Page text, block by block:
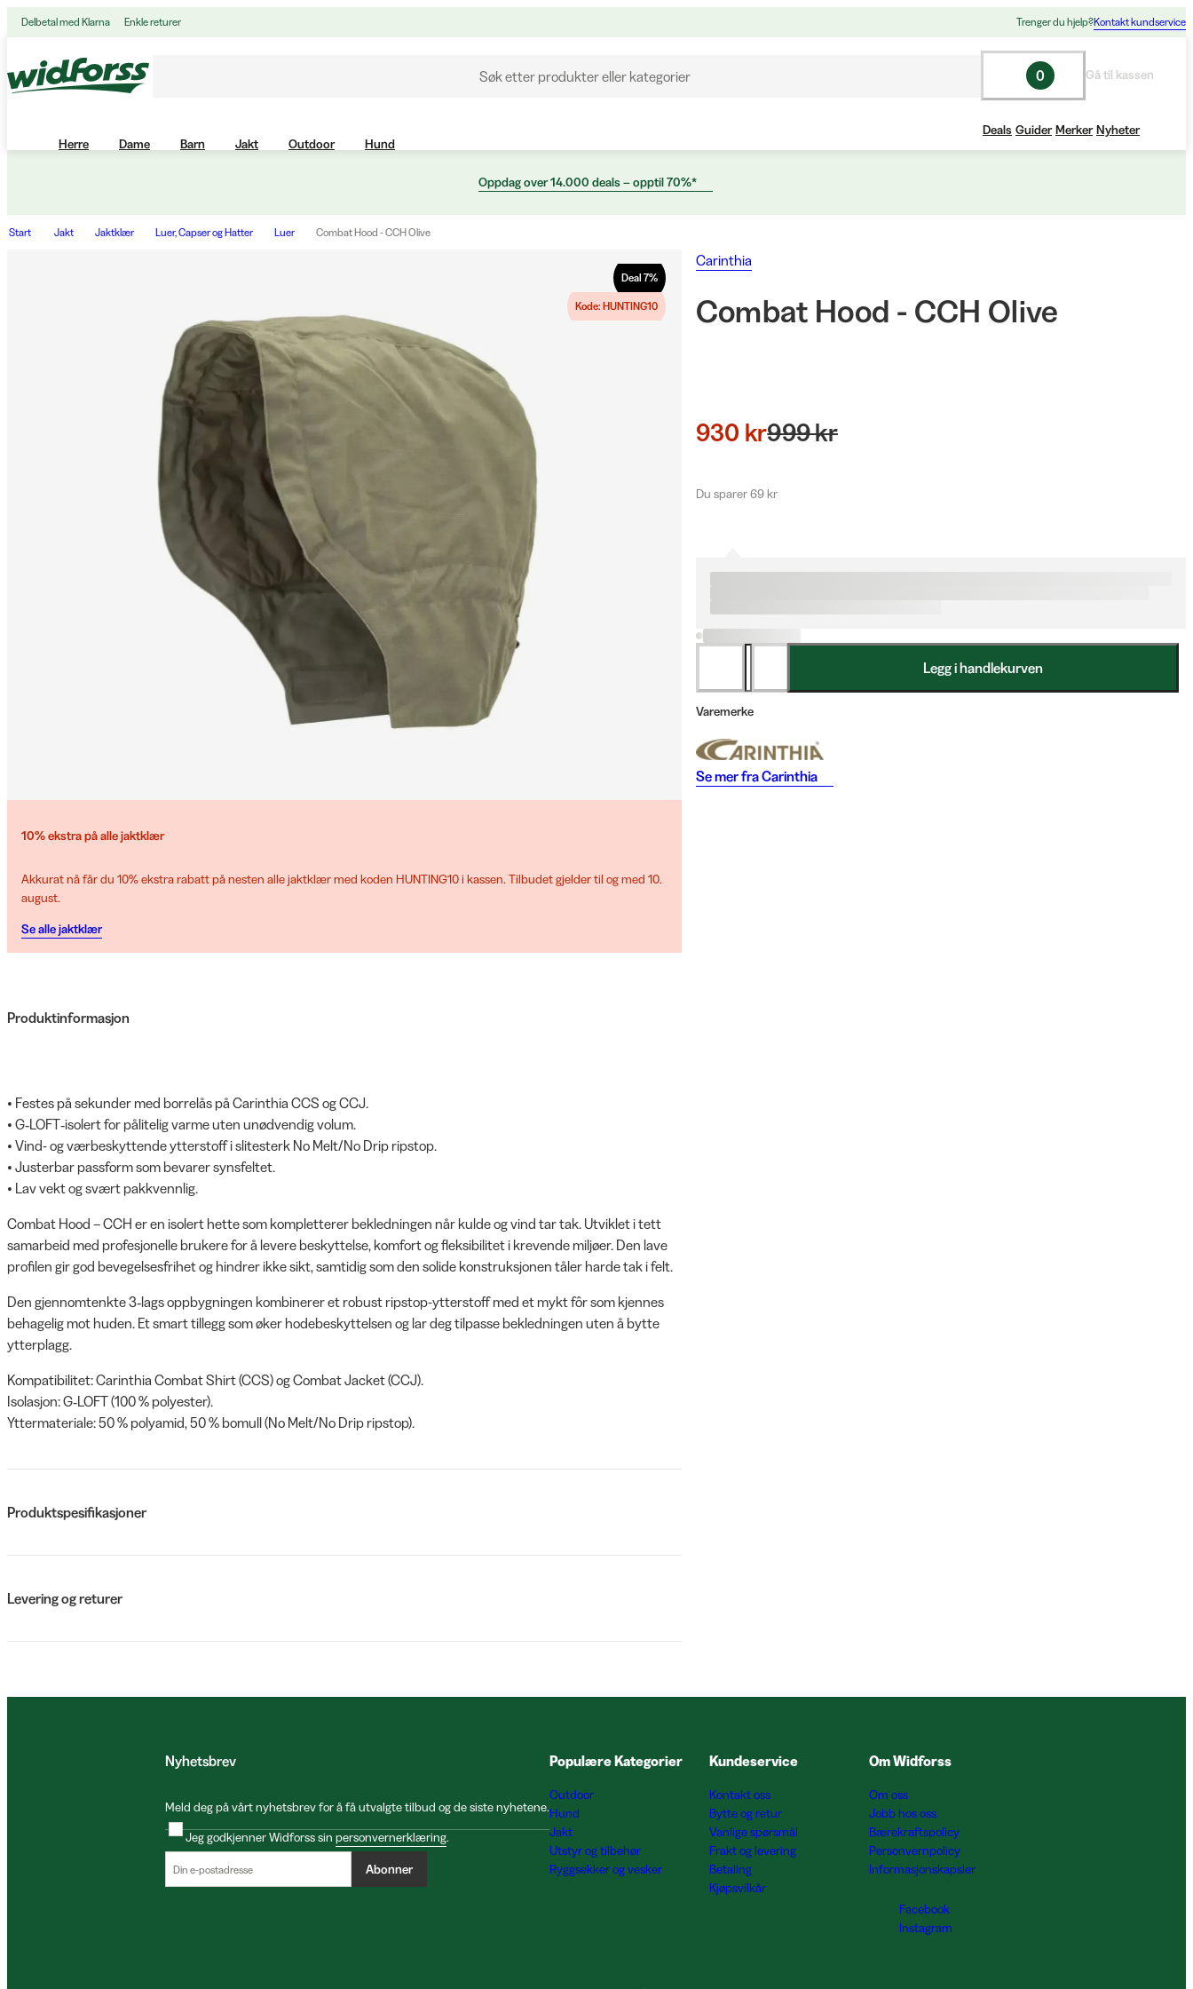
Delbetal med Klarna Enkle returer Trenger du hjelp?Kontakt kundservice
Søk etter produkter eller kategorier 0 Gå til kassen
Herre Dame Barn Jakt Outdoor Hund
Deals Guider Merker Nyheter
Oppdag over 14.000 deals – opptil 70%*
Start Jakt Jaktklær Luer, Capser og Hatter Luer Combat Hood - CCH Olive
Deal 7%
Kode: HUNTING10
10% ekstra på alle jaktklær
Akkurat nå får du 10% ekstra rabatt på nesten alle jaktklær med koden HUNTING10 i kassen. Tilbudet gjelder til og med 10.
august.
Se alle jaktklær
Produktinformasjon
• Festes på sekunder med borrelås på Carinthia CCS og CCJ.
• G‑LOFT‑isolert for pålitelig varme uten unødvendig volum.
• Vind- og værbeskyttende ytterstoff i slitesterk No Melt/No Drip ripstop.
• Justerbar passform som bevarer synsfeltet.
• Lav vekt og svært pakkvennlig.
Combat Hood – CCH er en isolert hette som kompletterer bekledningen når kulde og vind tar tak. Utviklet i tett
samarbeid med profesjonelle brukere for å levere beskyttelse, komfort og fleksibilitet i krevende miljøer. Den lave
profilen gir god bevegelsesfrihet og hindrer ikke sikt, samtidig som den solide konstruksjonen tåler harde tak i felt.
Den gjennomtenkte 3‑lags oppbygningen kombinerer et robust ripstop-ytterstoff med et mykt fôr som kjennes
behagelig mot huden. Et smart tillegg som øker hodebeskyttelsen og lar deg tilpasse bekledningen uten å bytte
ytterplagg.
Kompatibilitet: Carinthia Combat Shirt (CCS) og Combat Jacket (CCJ).
Isolasjon: G‑LOFT (100 % polyester).
Yttermateriale: 50 % polyamid, 50 % bomull (No Melt/No Drip ripstop).
Produktspesifikasjoner
Levering og returer
Carinthia
Combat Hood - CCH Olive
930 kr999 kr
Du sparer 69 kr
Legg i handlekurven
Varemerke
Se mer fraCarinthia
Nyhetsbrev
Meld deg på vårt nyhetsbrev for å få utvalgte tilbud og de siste nyhetene.
Jeg godkjenner Widforss sin personvernerklæring.
Abonner
Populære Kategorier
Outdoor
Hund
Jakt
Utstyr og tilbehør
Ryggsekker og vesker
Kundeservice
Kontakt oss
Bytte og retur
Vanlige spørsmål
Frakt og levering
Betaling
Kjøpsvilkår
Om Widforss
Om oss
Jobb hos oss
Bærekraftspolicy
Personvernpolicy
Informasjonskapsler
Facebook
Instagram